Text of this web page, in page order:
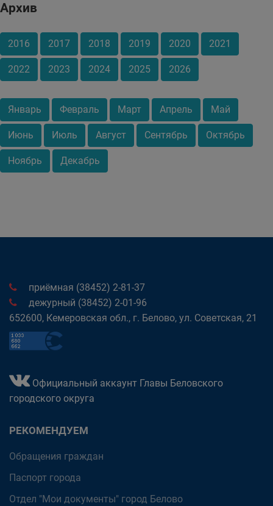
Архив
2016 2017 2018 2019 2020 2021
2022 2023 2024 2025 2026
Январь Февраль Март Апрель Май
Июнь Июль Август Сентябрь Октябрь
Ноябрь Декабрь
приёмная (38452) 2-81-37
дежурный (38452) 2-01-96
652600, Кемеровская обл., г. Белово, ул. Советская, 21
Официальный аккаунт Главы Беловского
городского округа
РЕКОМЕНДУЕМ
Обращения граждан
Паспорт города
Отдел "Мои документы" город Белово